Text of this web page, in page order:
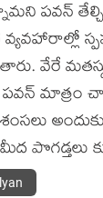
పవన్
వేరే
మాత్రం